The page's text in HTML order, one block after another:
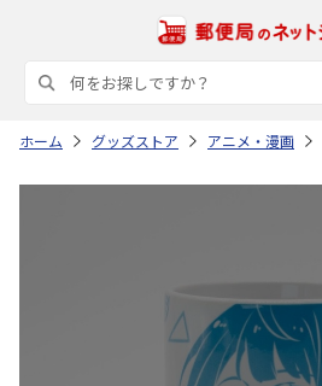
ホーム グッズストア アニメ・漫画